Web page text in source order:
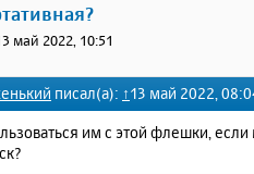
май 2022, 10:51
писал(а): ↑13 май 2022,
им с этой флешки,